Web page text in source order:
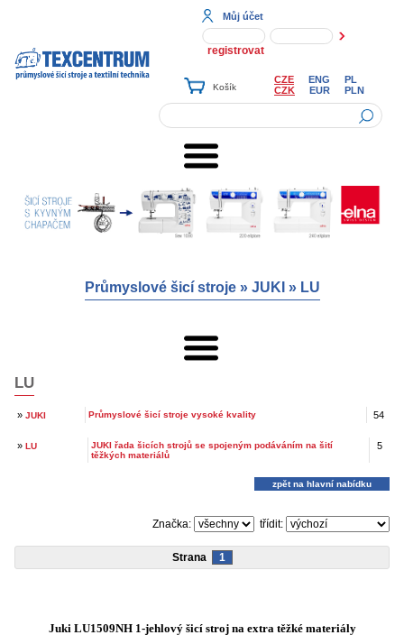
Můj účet
registrovat
CZE ENG
PL
CZK
EUR PLN
Průmyslové šicí stroje» JUKI » LU
LU
» JUKI Průmyslové šicí stroje vysoké kvality 54
» LU
JUKI řada šicích strojů se spojeným podáváním na šití
těžkých materiálů
5
zpět na hlavní nabídku
třídit:
Značka:
Strana 1
Juki LU1509NH 1-jehlový šicí stroj na extra těžké materiály